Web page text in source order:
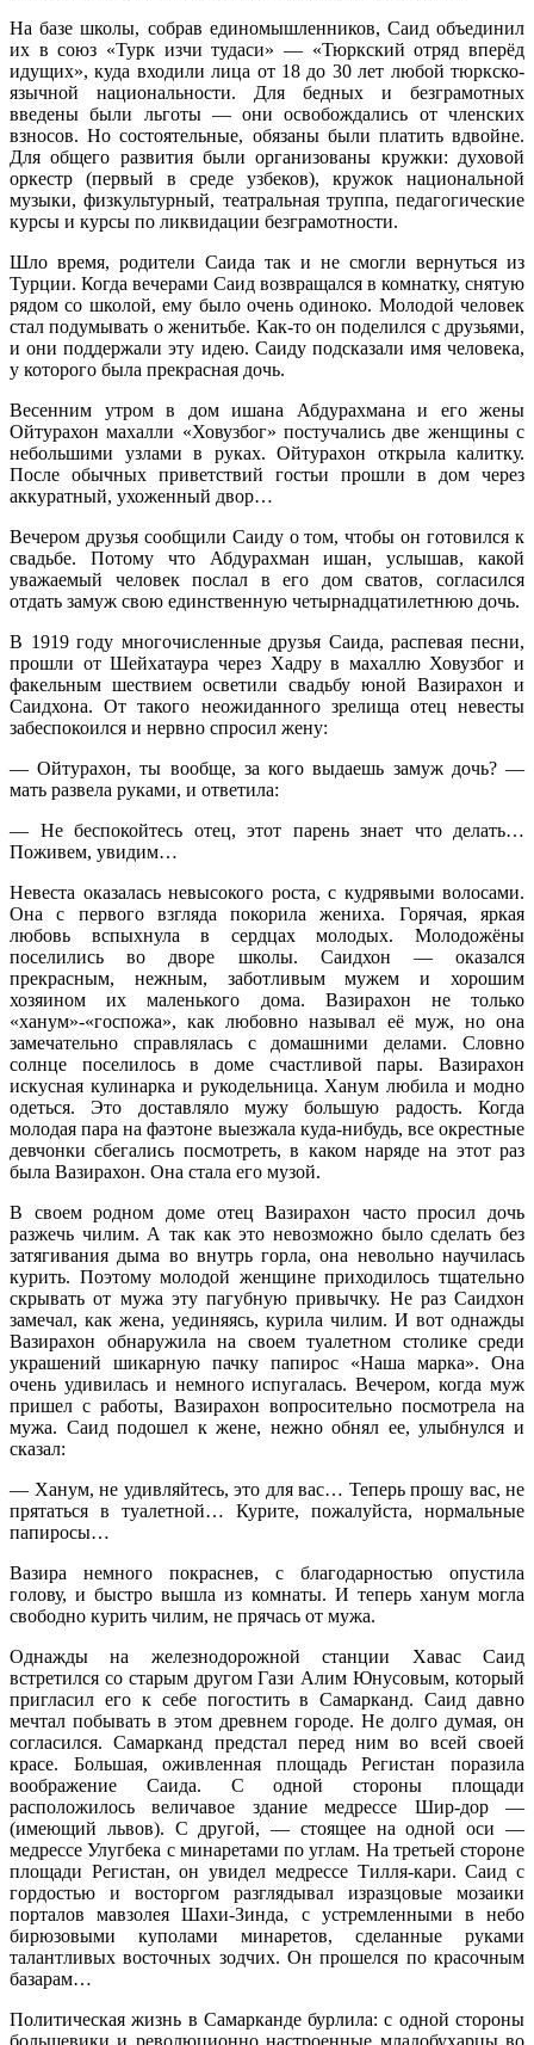
На базе школы, собрав единомышленников, Саид объединил
их в союз «Турк изчи тудаси» — «Тюркский отряд вперёд
идущих», куда входили лица от 18 до 30 лет любой тюркско-
язычной национальности. Для бедных и безграмотных
введены были льготы — они освобождались от членских
взносов. Но состоятельные, обязаны были платить вдвойне.
Для общего развития были организованы кружки: духовой
оркестр (первый в среде узбеков), кружок национальной
музыки, физкультурный, театральная труппа, педагогические
курсы и курсы по ликвидации безграмотности.
Шло время, родители Саида так и не смогли вернуться из
Турции. Когда вечерами Саид возвращался в комнатку, снятую
рядом со школой, ему было очень одиноко. Молодой человек
стал подумывать о женитьбе. Как-то он поделился с друзьями,
и они поддержали эту идею. Саиду подсказали имя человека,
у которого была прекрасная дочь.
Весенним утром в дом ишана Абдурахмана и его жены
Ойтурахон махалли «Ховузбог» постучались две женщины с
небольшими узлами в руках. Ойтурахон открыла калитку.
После обычных приветствий гостьи прошли в дом через
аккуратный, ухоженный двор…
Вечером друзья сообщили Саиду о том, чтобы он готовился к
свадьбе. Потому что Абдурахман ишан, услышав, какой
уважаемый человек послал в его дом сватов, согласился
отдать замуж свою единственную четырнадцатилетнюю дочь.
В 1919 году многочисленные друзья Саида, распевая песни,
прошли от Шейхатаура через Хадру в махаллю Ховузбог и
факельным шествием осветили свадьбу юной Вазирахон и
Саидхона. От такого неожиданного зрелища отец невесты
забеспокоился и нервно спросил жену:
— Ойтурахон, ты вообще, за кого выдаешь замуж дочь? —
мать развела руками, и ответила:
— Не беспокойтесь отец, этот парень знает что делать…
Поживем, увидим…
Невеста оказалась невысокого роста, с кудрявыми волосами.
Она с первого взгляда покорила жениха. Горячая, яркая
любовь вспыхнула в сердцах молодых. Молодожёны
поселились во дворе школы. Саидхон — оказался
прекрасным, нежным, заботливым мужем и хорошим
хозяином их маленького дома. Вазирахон не только
«ханум»-«госпожа», как любовно называл её муж, но она
замечательно справлялась с домашними делами. Словно
солнце поселилось в доме счастливой пары. Вазирахон
искусная кулинарка и рукодельница. Ханум любила и модно
одеться. Это доставляло мужу большую радость. Когда
молодая пара на фаэтоне выезжала куда-нибудь, все окрестные
девчонки сбегались посмотреть, в каком наряде на этот раз
была Вазирахон. Она стала его музой.
В своем родном доме отец Вазирахон часто просил дочь
разжечь чилим. А так как это невозможно было сделать без
затягивания дыма во внутрь горла, она невольно научилась
курить. Поэтому молодой женщине приходилось тщательно
скрывать от мужа эту пагубную привычку. Не раз Саидхон
замечал, как жена, уединяясь, курила чилим. И вот однажды
Вазирахон обнаружила на своем туалетном столике среди
украшений шикарную пачку папирос «Наша марка». Она
очень удивилась и немного испугалась. Вечером, когда муж
пришел с работы, Вазирахон вопросительно посмотрела на
мужа. Саид подошел к жене, нежно обнял ее, улыбнулся и
сказал:
— Ханум, не удивляйтесь, это для вас… Теперь прошу вас, не
прятаться в туалетной… Курите, пожалуйста, нормальные
папиросы…
Вазира немного покраснев, с благодарностью опустила
голову, и быстро вышла из комнаты. И теперь ханум могла
свободно курить чилим, не прячась от мужа.
Однажды на железнодорожной станции Хавас Саид
встретился со старым другом Гази Алим Юнусовым, который
пригласил его к себе погостить в Самарканд. Саид давно
мечтал побывать в этом древнем городе. Не долго думая, он
согласился. Самарканд предстал перед ним во всей своей
красе. Большая, оживленная площадь Регистан поразила
воображение Саида. С одной стороны площади
расположилось величавое здание медрессе Шир-дор —
(имеющий львов). С другой, — стоящее на одной оси —
медрессе Улугбека с минаретами по углам. На третьей стороне
площади Регистан, он увидел медрессе Тилля-кари. Саид с
гордостью и восторгом разглядывал изразцовые мозаики
порталов мавзолея Шахи-Зинда, с устремленными в небо
бирюзовыми куполами минаретов, сделанные руками
талантливых восточных зодчих. Он прошелся по красочным
базарам…
Политическая жизнь в Самарканде бурлила: с одной стороны
большевики и революционно настроенные младобухарцы во